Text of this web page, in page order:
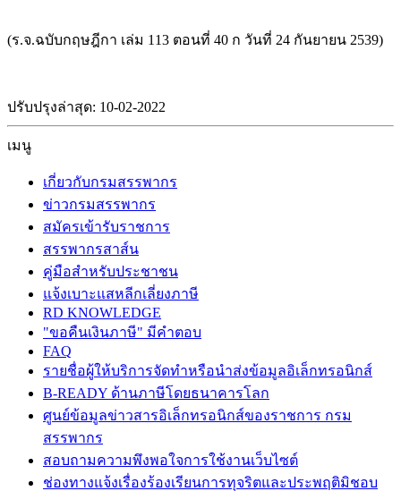
(ร.จ.ฉบับกฤษฎีกา เล่ม 113 ตอนที่ 40 ก วันที่ 24 กันยายน 2539)
ปรับปรุงล่าสุด: 10-02-2022
เมนู
เกี่ยวกับกรมสรรพากร
ข่าวกรมสรรพากร
สมัครเข้ารับราชการ
สรรพากรสาส์น
คู่มือสำหรับประชาชน
แจ้งเบาะแสหลีกเลี่ยงภาษี
RD KNOWLEDGE
"ขอคืนเงินภาษี" มีคำตอบ
FAQ
รายชื่อผู้ให้บริการจัดทำหรือนำส่งข้อมูลอิเล็กทรอนิกส์
B-READY ด้านภาษีโดยธนาคารโลก
ศูนย์ข้อมูลข่าวสารอิเล็กทรอนิกส์ของราชการ กรม
สรรพากร
สอบถามความพึงพอใจการใช้งานเว็บไซต์
ช่องทางแจ้งเรื่องร้องเรียนการทุจริตและประพฤติมิชอบ